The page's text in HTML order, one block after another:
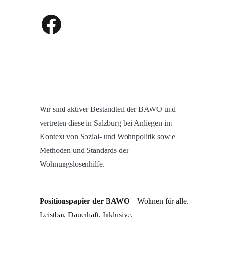
Facebook
Wir sind aktiver Bestandteil der BAWO und
vertreten diese in Salzburg bei Anliegen im
Kontext von Sozial- und Wohnpolitik sowie
Methoden und Standards der
Wohnungslosenhilfe.
Positionspapier der BAWO – Wohnen für alle.
Leistbar. Dauerhaft. Inklusive.